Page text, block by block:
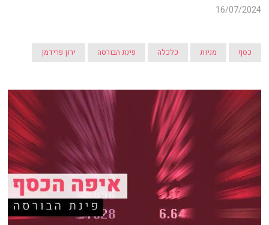
16/07/2024
כסף מניות כלכלה פינת הבורסה ירון פרידמן